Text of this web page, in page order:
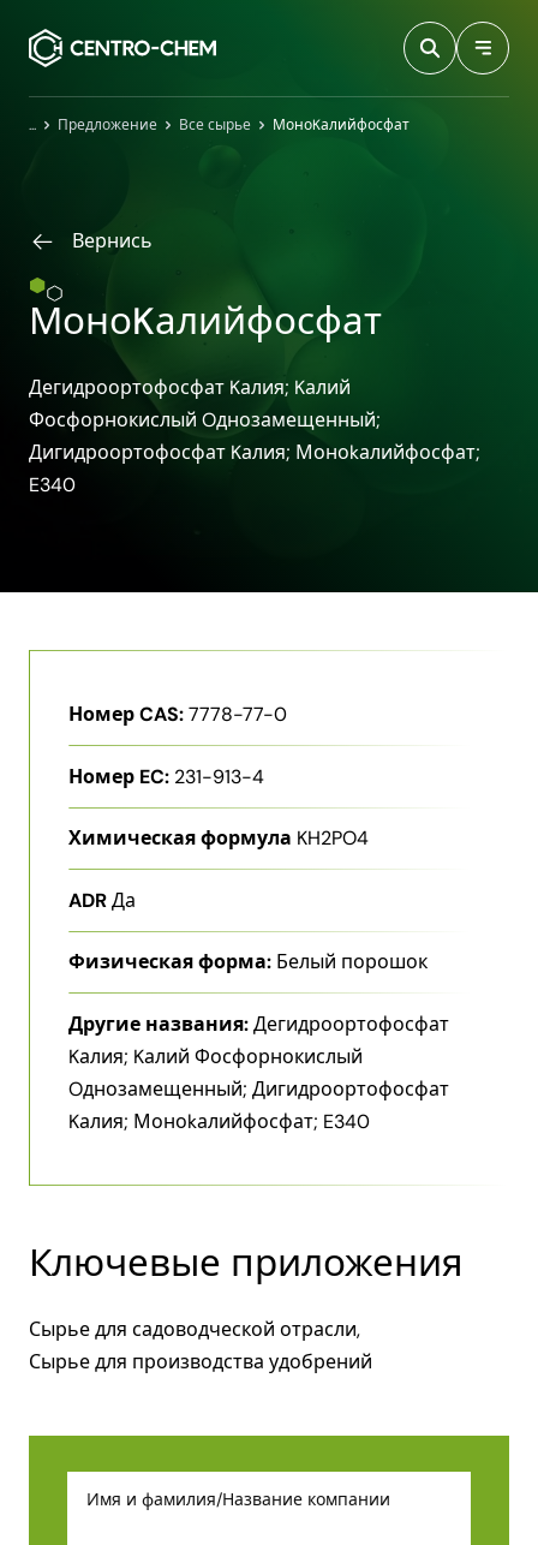
ГлавнаяПредложение Все сырье МоноKалийфосфат
Вернись
МоноKалийфосфат
Дегидроортофосфат Kалия; Kалий
Фосфорнокислый Oднозамещенный;
Дигидроортофосфат Kалия; Моноkалийфосфат;
E340
Номер CAS:7778-77-0
Номер EC: 231-913-4
Химическая формула KH2PO4
ADRДа
Физическая форма: Белый порошок
Другие названия:Дегидроортофосфат
Kалия; Kалий Фосфорнокислый
Oднозамещенный; Дигидроортофосфат
Kалия; Моноkалийфосфат; E340
Ключевые приложения
Сырье для садоводческой отрасли,
Сырье для производства удобрений